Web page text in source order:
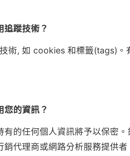
追蹤技術？
術, 如 cookies 和標籤(tags)
您的資訊？
有的任何個人資訊將予以保密
銷代理商或網路分析服務提供者